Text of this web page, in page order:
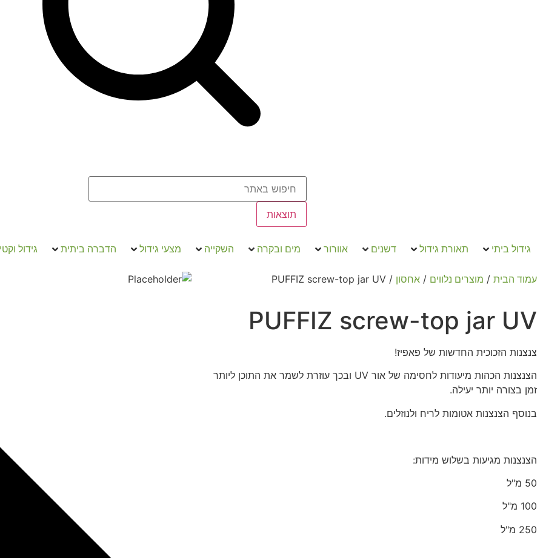
תוצאות
גידול ביתי תאורת גידול דשנים אוורור מים ובקרה השקייה מצעי גידול הדברה ביתית גידול
עמוד הבית / מוצרים נלווים / אחסון / PUFFIZ screw-top jar UV
PUFFIZ screw-top jar UV
צנצנות הזכוכית החדשות של פאפיז!
הצנצנות הכהות מיעודות לחסימה של אור UV ובכך עוזרת לשמר את התוכן ליותר
זמן בצורה יותר יעילה.
בנוסף הצנצנות אטומות לריח ולנוזלים.
הצנצנות מגיעות בשלוש מידות:
50 מ"ל
100 מ"ל
250 מ"ל